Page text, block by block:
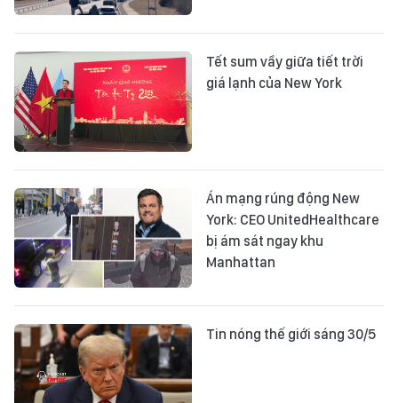
Tết sum vầy giữa tiết trời
giá lạnh của New York
Án mạng rúng động New
York: CEO UnitedHealthcare
bị ám sát ngay khu
Manhattan
Tin nóng thế giới sáng 30/5